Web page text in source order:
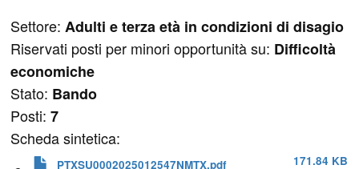
Settore:Adulti e terza età in condizioni di disagio
Riservati posti per minori opportunità su: Difficoltà
economiche
Stato: Bando
Posti:7
Scheda sintetica:
PTXSU0002025012547NMTX.pdf 171.84 KB